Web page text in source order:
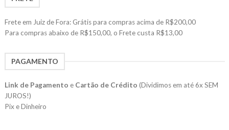
Frete em Juiz de Fora: Grátis para compras acima de R$200,00
Para compras abaixo de R$150,00, o Frete custa R$13,00
PAGAMENTO
Link de Pagamento e Cartão de Crédito (Dividimos em até 6x SEM
JUROS!)
Pix e Dinheiro